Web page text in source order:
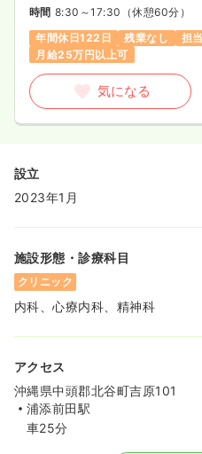
時間 8:30～17:30 （休憩60分）
年間休日122日
残業なし 担
月給25万円以上可
気になる
設立
2023年1月
施設形態・診療科目
クリニック
内科、心療内科、精神科
アクセス
沖縄県中頭郡北谷町吉原101
浦添前田駅
車25分